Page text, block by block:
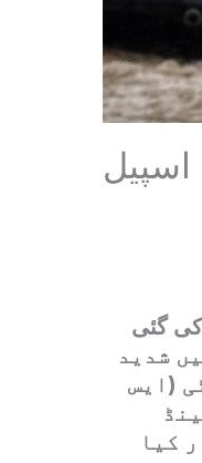
اسپیل
کی گئی
جس میں شدید
(ایس
کیا